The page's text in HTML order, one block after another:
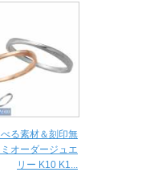
べる素材＆刻印無
オーダージュエ
リー K10 K1...